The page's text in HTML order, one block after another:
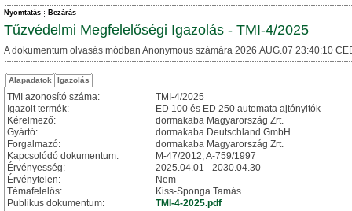
Nyomtatás Bezárás
Tűzvédelmi Megfelelőségi Igazolás - TMI-4/2025
A dokumentum olvasás módban Anonymous számára 2026.AUG.07 23:40:10
Alapadatok Igazolás
TMI azonosító száma:
TMI-4/2025
Igazolt termék:
ED 100 és ED 250 automata ajtónyitók
Kérelmező:
dormakaba Magyarország Zrt.
Gyártó:
dormakaba Deutschland GmbH
Forgalmazó:
dormakaba Magyarország Zrt.
Kapcsolódó dokumentum:
M-47/2012, A-759/1997
Érvényesség:
2025.04.01 - 2030.04.30
Érvénytelen:
Nem
Témafelelős:
Kiss-Sponga Tamás
Publikus dokumentum:
TMI-4-2025.pdf